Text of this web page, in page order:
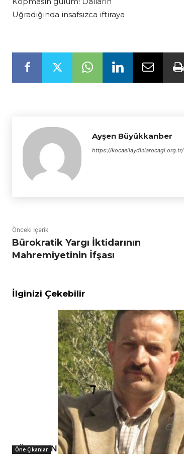
Uğradığında insafsızca iftiraya
Ayşen Büyükkanber
https://kocaeliaydinlarocagi.org.tr/
Önceki İçerik
Bürokratik Yargı İktidarının
Mahremiyetinin İfşası
İlginizi Çekebilir
Öne Çıkanlar